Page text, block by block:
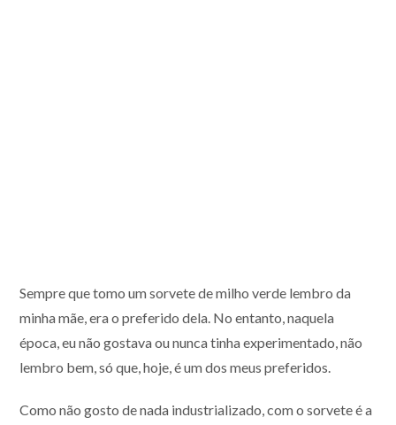
Sempre que tomo um sorvete de milho verde lembro da
minha mãe, era o preferido dela. No entanto, naquela
época, eu não gostava ou nunca tinha experimentado, não
lembro bem, só que, hoje, é um dos meus preferidos.
Como não gosto de nada industrializado, com o sorvete é a